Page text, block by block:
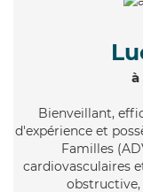
à
Bienveillant,
d'expérience et
Familles
cardiovasculaires
obstructive,